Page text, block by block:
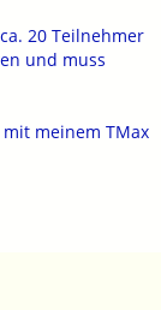
20 Teilnehmer
und muss
meinem TMax